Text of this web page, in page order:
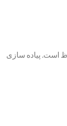
است. پیاده سازی